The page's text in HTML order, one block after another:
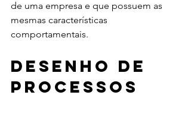
de uma empresa e que possuem as
mesmas características
comportamentais.
Desenho de
processos